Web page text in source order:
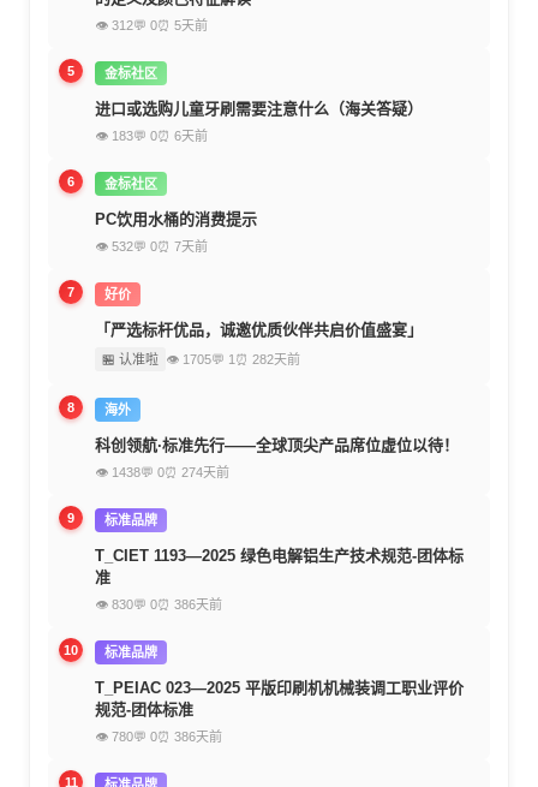
👁 312💬 0⏰ 5天前
5 金标社区
进口或选购儿童牙刷需要注意什么（海关答疑）
👁 183💬 0⏰ 6天前
6 金标社区
PC饮用水桶的消费提示
👁 532💬 0⏰ 7天前
7 好价
「严选标杆优品，诚邀优质伙伴共启价值盛宴」
🏪 认准啦 👁 1705💬 1 ⏰ 282天前
8 海外
科创领航·标准先行——全球顶尖产品席位虚位以待！
👁 1438💬 0⏰ 274天前
9 标准品牌
T_CIET 1193—2025 绿色电解铝生产技术规范-团体标
准
👁 830💬 0⏰ 386天前
10 标准品牌
T_PEIAC 023—2025 平版印刷机机械装调工职业评价
规范-团体标准
👁 780💬 0⏰ 386天前
11 标准品牌